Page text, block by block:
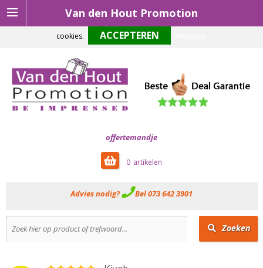
Van den Hout Promotion
offertemandje
0
Advies nodig? Bel 073 642 3901
Zoeken
Om onze website optimaal te laten functioneren maken wij gebruik van
cookies.